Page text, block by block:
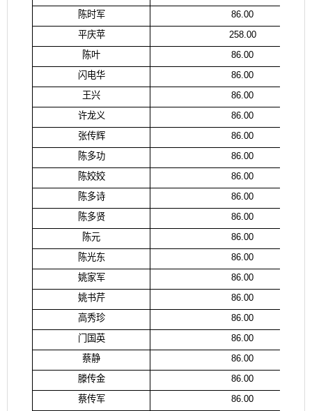
陈时军
86.00
平庆苹
258.00
陈叶
86.00
闪电华
86.00
王兴
86.00
许龙义
86.00
张传辉
86.00
陈多功
86.00
陈姣姣
86.00
陈多诗
86.00
陈多贤
86.00
陈元
86.00
陈光东
86.00
姚家军
86.00
姚书芹
86.00
高秀珍
86.00
门国英
86.00
蔡静
86.00
滕传金
86.00
蔡传军
86.00